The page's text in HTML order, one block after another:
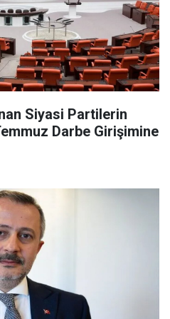
Siyasi Partilerin
Darbe Girişimine